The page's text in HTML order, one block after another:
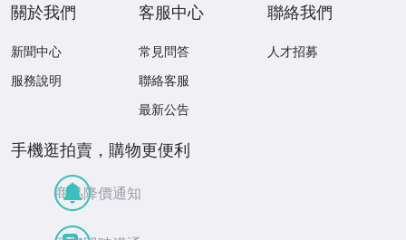
關於我們
新聞中心
服務說明
客服中心
常見問答
聯絡客服
最新公告
聯絡我們
人才招募
手機逛拍賣，購物更便利
商品降價通知